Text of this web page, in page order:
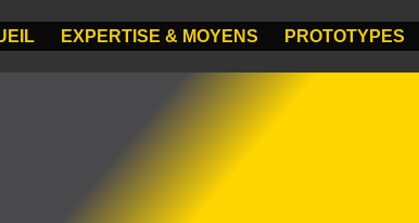
EXPERTISE & MOYENS PROTOTYPES